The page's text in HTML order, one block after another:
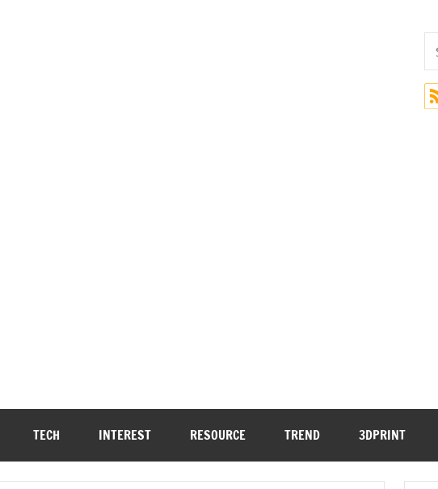
TECH INTEREST RESOURCE TREND 3DPRINT